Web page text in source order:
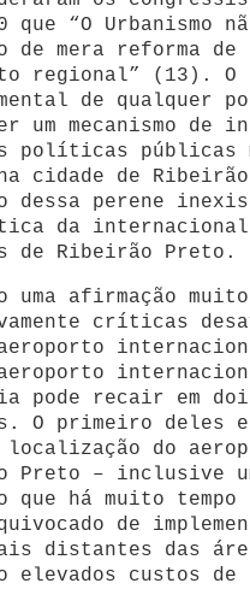
que “O Urbanismo
de mera reforma de
regional” (13). O
de qualquer
um mecanismo de
políticas públicas
cidade de
dessa perene
da
de Ribeirão Preto.
uma afirmação
críticas
pode recair em
O primeiro deles
do
Preto – inclusive
há muito tempo
de
distantes das
elevados custos de